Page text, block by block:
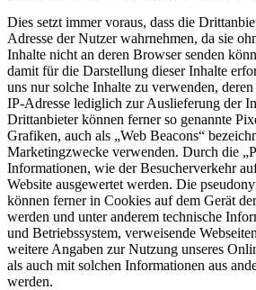
Dies setzt immer voraus, dass die
Adresse der Nutzer wahrnehmen, da sie
Inhalte nicht an deren Browser senden
damit für die Darstellung dieser Inhalte
uns nur solche Inhalte zu verwenden,
IP-Adresse lediglich zur Auslieferung der
Drittanbieter können ferner so genannte
Grafiken, auch als „Web Beacons“
Marketingzwecke verwenden. Durch die
Informationen, wie der Besucherverkehr
Website ausgewertet werden. Die
können ferner in Cookies auf dem Gerät
werden und unter anderem technische
und Betriebssystem, verweisende
weitere Angaben zur Nutzung unseres
als auch mit solchen Informationen aus
werden.